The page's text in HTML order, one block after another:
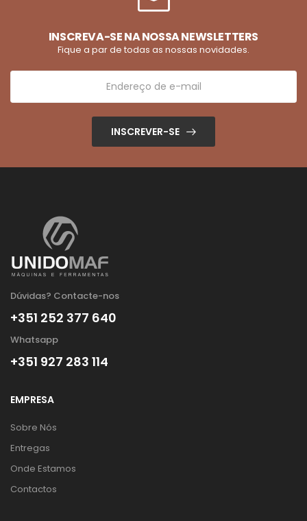
INSCREVA-SE NA NOSSA NEWSLETTERS
Fique a par de todas as nossas novidades.
INSCREVER-SE
Dúvidas? Contacte-nos
+351 252 377 640
Whatsapp
+351 927 283 114
EMPRESA
Sobre Nós
Entregas
Onde Estamos
Contactos